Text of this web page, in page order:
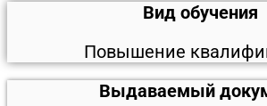
Вид обучения
Повышение
Выдаваемый